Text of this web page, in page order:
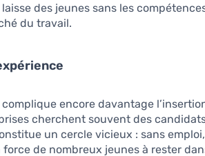
des jeunes sans les
du travail.
complique encore davantage
cherchent souvent des
un cercle vicieux : sans
force de nombreux jeunes à rester